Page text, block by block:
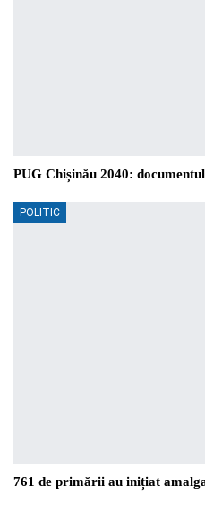
PUG Chișinău 2040:
POLITIC
761 de primării au inițiat